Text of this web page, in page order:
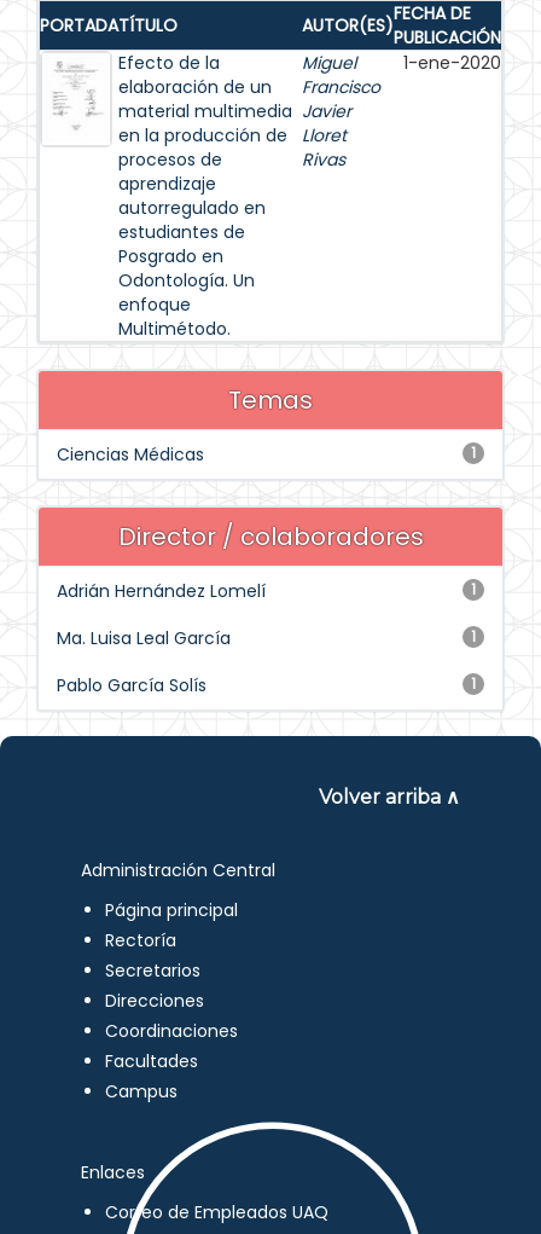
PORTADATÍTULO AUTOR(ES)FECHA DE
PUBLICACIÓN
Efecto de la
elaboración de un
material multimedia
en la producción de
procesos de
aprendizaje
autorregulado en
estudiantes de
Posgrado en
Odontología. Un
enfoque
Multimétodo.
Miguel
Francisco
Javier
Lloret
Rivas
1-ene-2020
Temas
1
Ciencias Médicas
Director / colaboradores
1
Adrián Hernández Lomelí
1
Ma. Luisa Leal García
1
Pablo García Solís
Volver arriba ∧
Administración Central
Página principal
Rectoría
Secretarios
Direcciones
Coordinaciones
Facultades
Campus
Enlaces
Correo de Empleados UAQ